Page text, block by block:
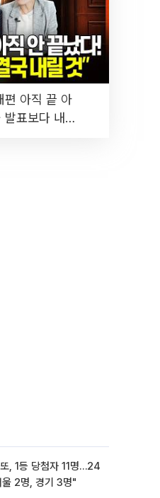
편 아직 끝 아
표보다 내릴
, 1등 당첨자 11명…24
울 2명, 경기 3명"